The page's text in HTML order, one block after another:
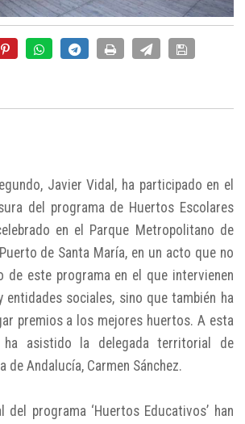
Javier Vidal, ha participado en el
del programa de Huertos Escolares
en el Parque Metropolitano de
de Santa María, en un acto que no
de este programa en el que intervienen
entidades sociales, sino que también ha
premios a los mejores huertos. A esta
ha asistido la delegada territorial de
de Andalucía, Carmen Sánchez.
del programa ‘Huertos Educativos’ han